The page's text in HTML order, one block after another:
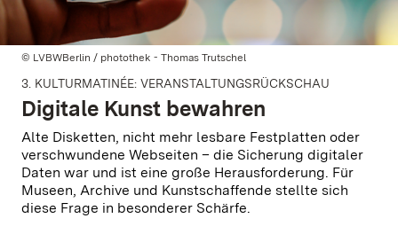
© LVBWBerlin / photothek - Thomas Trutschel
3. KULTURMATINÉE: VERANSTALTUNGSRÜCKSCHAU
Digitale Kunst bewahren
Alte Disketten, nicht mehr lesbare Festplatten oder
verschwundene Webseiten – die Sicherung digitaler
Daten war und ist eine große Herausforderung. Für
Museen, Archive und Kunstschaffende stellte sich
diese Frage in besonderer Schärfe.